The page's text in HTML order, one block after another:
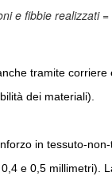
e fibbie realizzati
tramite corriere
dei materiali).
in tessuto-
e 0,5 millimetri).